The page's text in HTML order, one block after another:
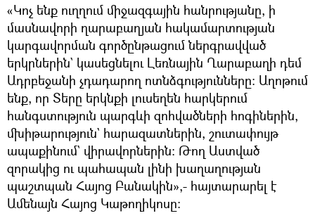
«Կոչ ենք ուղղում միջազգային հանրությանը, ի
մասնավորի ղարաբաղյան հակամարտության
կարգավորման գործընթացում ներգրավված
երկրներին` կասեցնելու Լեռնային Ղարաբաղի դեմ
Ադրբեջանի չդադարող ոտնձգությունները: Աղոթում
ենք, որ Տերը երկնքի լուսեղեն հարկերում
հանգստություն պարգևի զոհվածների հոգիներին,
մխիթարություն` հարազատներին, շուտափույթ
ապաքինում` վիրավորներին։ Թող Աստված
զորակից ու պահապան լինի խաղաղության
պաշտպան Հայոց Բանակին»,- հայտարարել է
Ամենայն Հայոց Կաթողիկոսը։